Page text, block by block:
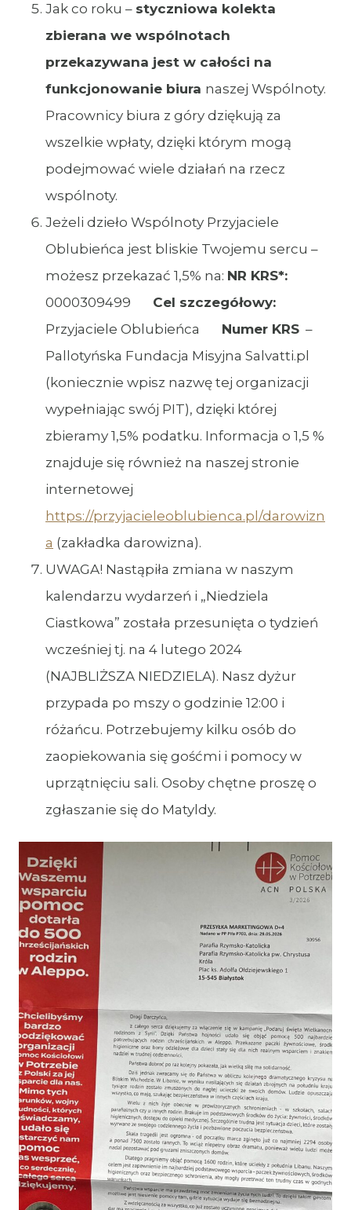
Jak co roku – styczniowa kolekta
zbierana we wspólnotach
przekazywana jest w całości na
funkcjonowanie biura naszej Wspólnoty.
Pracownicy biura z góry dziękują za
wszelkie wpłaty, dzięki którym mogą
podejmować wiele działań na rzecz
wspólnoty.
Jeżeli dzieło Wspólnoty Przyjaciele
Oblubieńca jest bliskie Twojemu sercu –
możesz przekazać 1,5% na: NR KRS*:
0000309499 Cel szczegółowy:
Przyjaciele Oblubieńca Numer KRS –
Pallotyńska Fundacja Misyjna Salvatti.pl
(koniecznie wpisz nazwę tej organizacji
wypełniając swój PIT), dzięki której
zbieramy 1,5% podatku. Informacja o 1,5 %
znajduje się również na naszej stronie
internetowej
https://przyjacieleoblubienca.pl/darowizn
a (zakładka darowizna).
UWAGA! Nastąpiła zmiana w naszym
kalendarzu wydarzeń i „Niedziela
Ciastkowa” została przesunięta o tydzień
wcześniej tj. na 4 lutego 2024
(NAJBLIŻSZA NIEDZIELA). Nasz dyżur
przypada po mszy o godzinie 12:00 i
różańcu. Potrzebujemy kilku osób do
zaopiekowania się gośćmi i pomocy w
uprzątnięciu sali. Osoby chętne proszę o
zgłaszanie się do Matyldy.